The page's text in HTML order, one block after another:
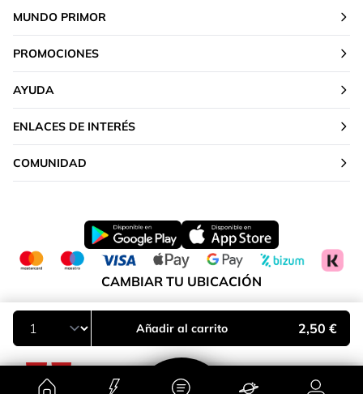
Añadir al carrito 2,50 €
MUNDO PRIMOR
PROMOCIONES
AYUDA
ENLACES DE INTERÉS
COMUNIDAD
CAMBIAR TU UBICACIÓN
Península y Baleares